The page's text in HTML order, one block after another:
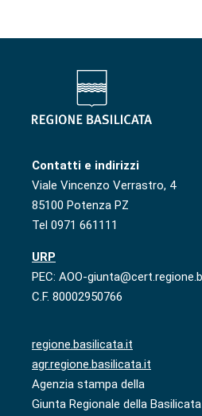
Contatti e indirizzi
Viale Vincenzo Verrastro, 4
85100 Potenza PZ
Tel 0971 661111
URP
PEC: AOO-
C.F. 80002950766
regione.basilicata.it
agr.regione.basilicata.it
Agenzia stampa della
Giunta Regionale della Basilicata